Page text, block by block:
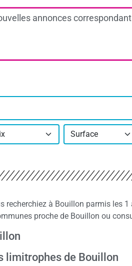
annonces
Surface
recherchiez à Bouillon parmis les 1
proche de Bouillon ou
limitrophes de Bouillon